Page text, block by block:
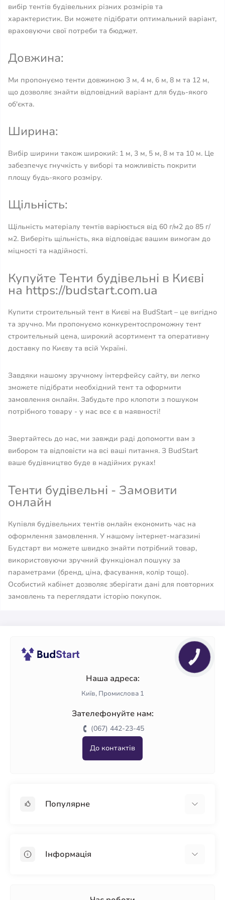
вибір тентів будівельних різних розмірів та
характеристик. Ви можете підібрати оптимальний варіант,
враховуючи свої потреби та бюджет.
Довжина:
Ми пропонуємо тенти довжиною 3 м, 4 м, 6 м, 8 м та 12 м,
що дозволяє знайти відповідний варіант для будь-якого
об'єкта.
Ширина:
Вибір ширини також широкий: 1 м, 3 м, 5 м, 8 м та 10 м. Це
забезпечує гнучкість у виборі та можливість покрити
площу будь-якого розміру.
Щільність:
Щільність матеріалу тентів варіюється від 60 г/м2 до 85 г/
м2. Виберіть щільність, яка відповідає вашим вимогам до
міцності та надійності.
Купуйте Тенти будівельні в Києві
на https://budstart.com.ua
Купити строительный тент в Києві на BudStart – це вигідно
та зручно. Ми пропонуємо конкурентоспроможну тент
строительный цена, широкий асортимент та оперативну
доставку по Києву та всій Україні.
Завдяки нашому зручному інтерфейсу сайту, ви легко
зможете підібрати необхідний тент та оформити
замовлення онлайн. Забудьте про клопоти з пошуком
потрібного товару - у нас все є в наявності!
Звертайтесь до нас, ми завжди раді допомогти вам з
вибором та відповісти на всі ваші питання. З BudStart
ваше будівництво буде в надійних руках!
Тенти будівельні - Замовити
онлайн
Купівля будівельних тентів онлайн економить час на
оформлення замовлення. У нашому інтернет-магазині
Будстарт ви можете швидко знайти потрібний товар,
використовуючи зручний функціонал пошуку за
параметрами (бренд, ціна, фасування, колір тощо).
Особистий кабінет дозволяє зберігати дані для повторних
замовлень та переглядати історію покупок.
Наша адреса:
Київ, Промислова 1
Зателефонуйте нам:
(067) 442-23-45
До контактів
Популярне
ПінопластІнформація